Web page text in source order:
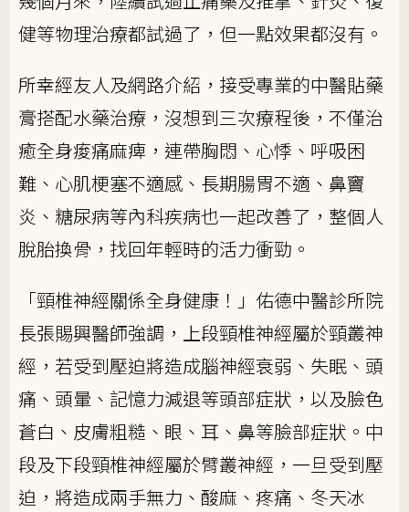
健等物理治療都試過了，但一點效果都沒有。
所幸經友人及網路介紹，接受專業的中醫貼藥
膏搭配水藥治療，沒想到三次療程後，不僅治
癒全身痠痛麻痺，連帶胸悶、心悸、呼吸困
難、心肌梗塞不適感、長期腸胃不適、鼻竇
炎、糖尿病等內科疾病也一起改善了，整個人
脫胎換骨，找回年輕時的活力衝勁。
「頸椎神經關係全身健康！」佑德中醫診所院
長張賜興醫師強調，上段頸椎神經屬於頸叢神
經，若受到壓迫將造成腦神經衰弱、失眠、頭
痛、頭暈、記憶力減退等頭部症狀，以及臉色
蒼白、皮膚粗糙、眼、耳、鼻等臉部症狀。中
段及下段頸椎神經屬於臂叢神經，一旦受到壓
迫，將造成兩手無力、酸麻、疼痛、冬天冰